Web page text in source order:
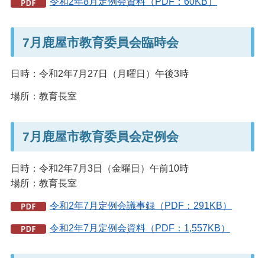
7月鹿屋市教育委員会臨時会
日時：令和2年7月27日（月曜日）午後3時
場所：教育長室
7月鹿屋市教育委員会定例会
日時：令和2年7月3日（金曜日）午前10時
場所：教育長室
令和2年7月定例会議事録（PDF：291KB）
令和2年7月定例会資料（PDF：1,557KB）